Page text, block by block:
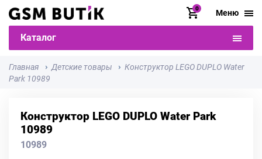
0 Меню
Каталог
Главная Детские товары
Конструктор LEGO DUPLO Water
Park 10989
Конструктор LEGO DUPLO Water Park
10989
10989